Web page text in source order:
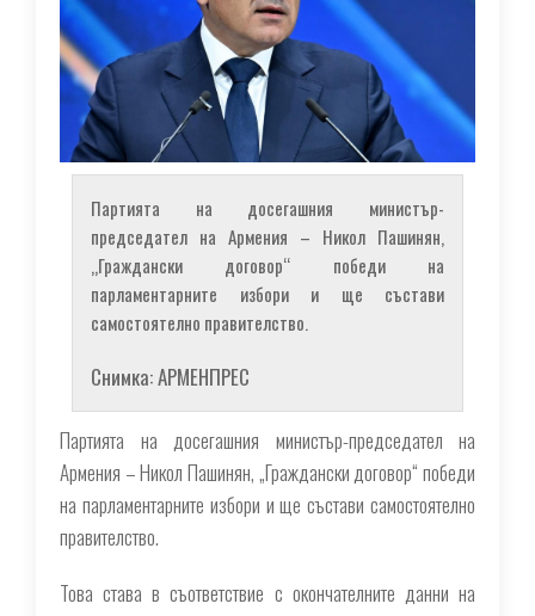
Партията на досегашния министър-
председател на Армения – Никол Пашинян,
„Граждански договор“ победи на
парламентарните избори и ще състави
самостоятелно правителство.
Снимка: АРМЕНПРЕС
Партията на досегашния министър-председател на
Армения – Никол Пашинян, „Граждански договор“ победи
на парламентарните избори и ще състави самостоятелно
правителство.
Това става в съответствие с окончателните данни на